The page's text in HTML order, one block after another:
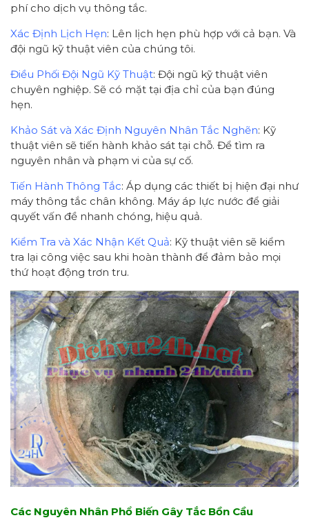
phí cho dịch vụ thông tắc.
Xác Định Lịch Hẹn: Lên lịch hẹn phù hợp với cả bạn. Và
đội ngũ kỹ thuật viên của chúng tôi.
Điều Phối Đội Ngũ Kỹ Thuật: Đội ngũ kỹ thuật viên
chuyên nghiệp. Sẽ có mặt tại địa chỉ của bạn đúng
hẹn.
Khảo Sát và Xác Định Nguyên Nhân Tắc Nghẽn: Kỹ
thuật viên sẽ tiến hành khảo sát tại chỗ. Để tìm ra
nguyên nhân và phạm vi của sự cố.
Tiến Hành Thông Tắc: Áp dụng các thiết bị hiện đại như
máy thông tắc chân không. Máy áp lực nước để giải
quyết vấn đề nhanh chóng, hiệu quả.
Kiểm Tra và Xác Nhận Kết Quả: Kỹ thuật viên sẽ kiểm
tra lại công việc sau khi hoàn thành để đảm bảo mọi
thứ hoạt động trơn tru.
Các Nguyên Nhân Phổ Biến Gây Tắc Bồn Cầu